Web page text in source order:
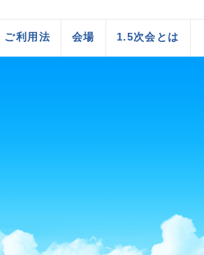
ご利用法 会場 1.5次会とは